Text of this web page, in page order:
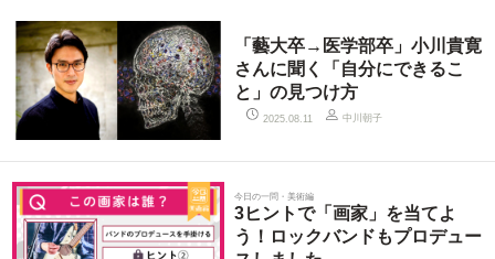
「藝大卒→医学部卒」小川貴寛
さんに聞く「自分にできるこ
と」の見つけ方
2025.08.11 中川朝子
今日の一問・美術編
3ヒントで「画家」を当てよ
う！ロックバンドもプロデュー